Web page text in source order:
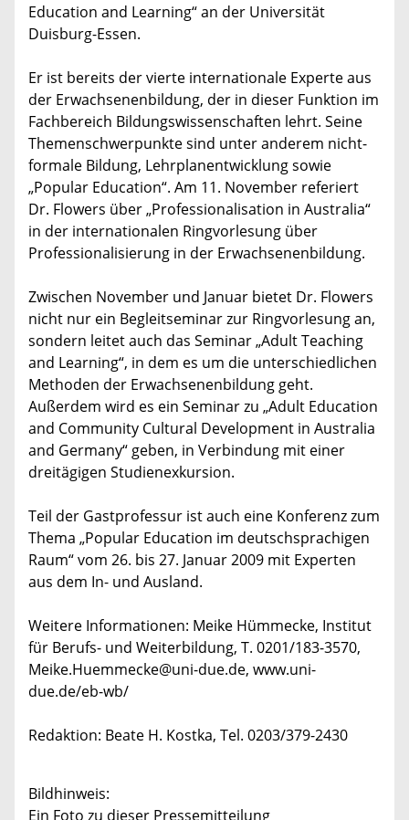
Education and Learning“ an der Universität
Duisburg-Essen.
Er ist bereits der vierte internationale Experte aus
der Erwachsenenbildung, der in dieser Funktion im
Fachbereich Bildungswissenschaften lehrt. Seine
Themenschwerpunkte sind unter anderem nicht-
formale Bildung, Lehrplanentwicklung sowie
„Popular Education“. Am 11. November referiert
Dr. Flowers über „Professionalisation in Australia“
in der internationalen Ringvorlesung über
Professionalisierung in der Erwachsenenbildung.
Zwischen November und Januar bietet Dr. Flowers
nicht nur ein Begleitseminar zur Ringvorlesung an,
sondern leitet auch das Seminar „Adult Teaching
and Learning“, in dem es um die unterschiedlichen
Methoden der Erwachsenenbildung geht.
Außerdem wird es ein Seminar zu „Adult Education
and Community Cultural Development in Australia
and Germany“ geben, in Verbindung mit einer
dreitägigen Studienexkursion.
Teil der Gastprofessur ist auch eine Konferenz zum
Thema „Popular Education im deutschsprachigen
Raum“ vom 26. bis 27. Januar 2009 mit Experten
aus dem In- und Ausland.
Weitere Informationen: Meike Hümmecke, Institut
für Berufs- und Weiterbildung, T. 0201/183-3570,
Meike.Huemmecke@uni-due.de, www.uni-
due.de/eb-wb/
Redaktion: Beate H. Kostka, Tel. 0203/379-2430
Bildhinweis:
Ein Foto zu dieser Pressemitteilung